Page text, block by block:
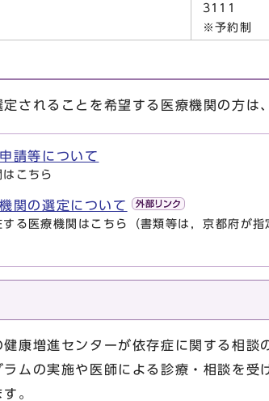
3111
※予約制
されることを希望する医療機関の方は
請等について
こちら
関の選定について
る医療機関はこちら（書類等は，京都府が
康増進センターが依存症に関する相談
ムの実施や医師による診療・相談を受
。